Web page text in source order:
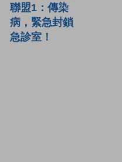
聯盟1：傳染
病，緊急封鎖
急診室！